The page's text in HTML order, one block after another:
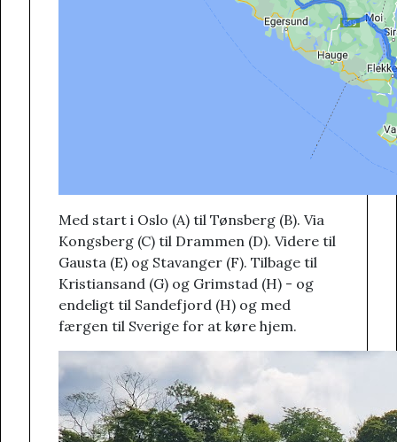
Med start i Oslo (A) til Tønsberg (B). Via
Kongsberg (C) til Drammen (D). Videre til
Gausta (E) og Stavanger (F). Tilbage til
Kristiansand (G) og Grimstad (H) - og
endeligt til Sandefjord (H) og med
færgen til Sverige for at køre hjem.